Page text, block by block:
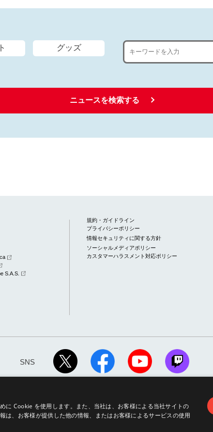
グッズ
ニュースを検索する
S.A.S.
規約・ガイドライン
プライバシーポリシー
情報セキュリティに関する方針
ソーシャルメディアポリシー
カスタマーハラスメント対応ポリシー
SNS
に Cookie を使用します。また、当社は、お客様による当社サイトの
、お客様が提供した他の情報、またはお客様によるサービスの使用